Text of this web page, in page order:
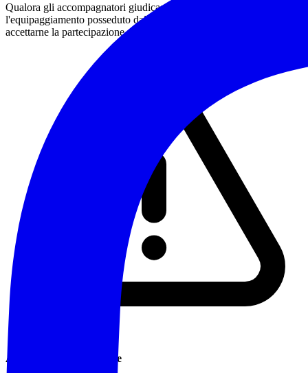
Qualora gli accompagnatori giudicassero non adeguato
l'equipaggiamento posseduto dall'escursionista potranno non
accettarne la partecipazione all'attività.
Annullamento/Modifiche